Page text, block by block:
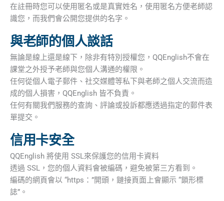
在註冊時您可以使用匿名或是真實姓名，使用匿名方便老師認
識您，而我們會公開您提供的名字。
與老師的個人談話
無論是線上還是線下，除非有特別授權您，QQEnglish不會在
課堂之外授予老師與您個人溝通的權限。
任何從個人電子郵件、社交媒體等私下與老師之個人交流而造
成的個人損害，QQEnglish 皆不負責。
任何有關我們服務的查詢、評論或投訴都應透過指定的郵件表
單提交。
信用卡安全
QQEnglish 將使用 SSL來保護您的信用卡資料
透過 SSL，您的個人資料會被編碼，避免被第三方看到。
編碼的網頁會以 “https：”開頭，鏈接頁面上會顯示 “鎖形標
誌”。